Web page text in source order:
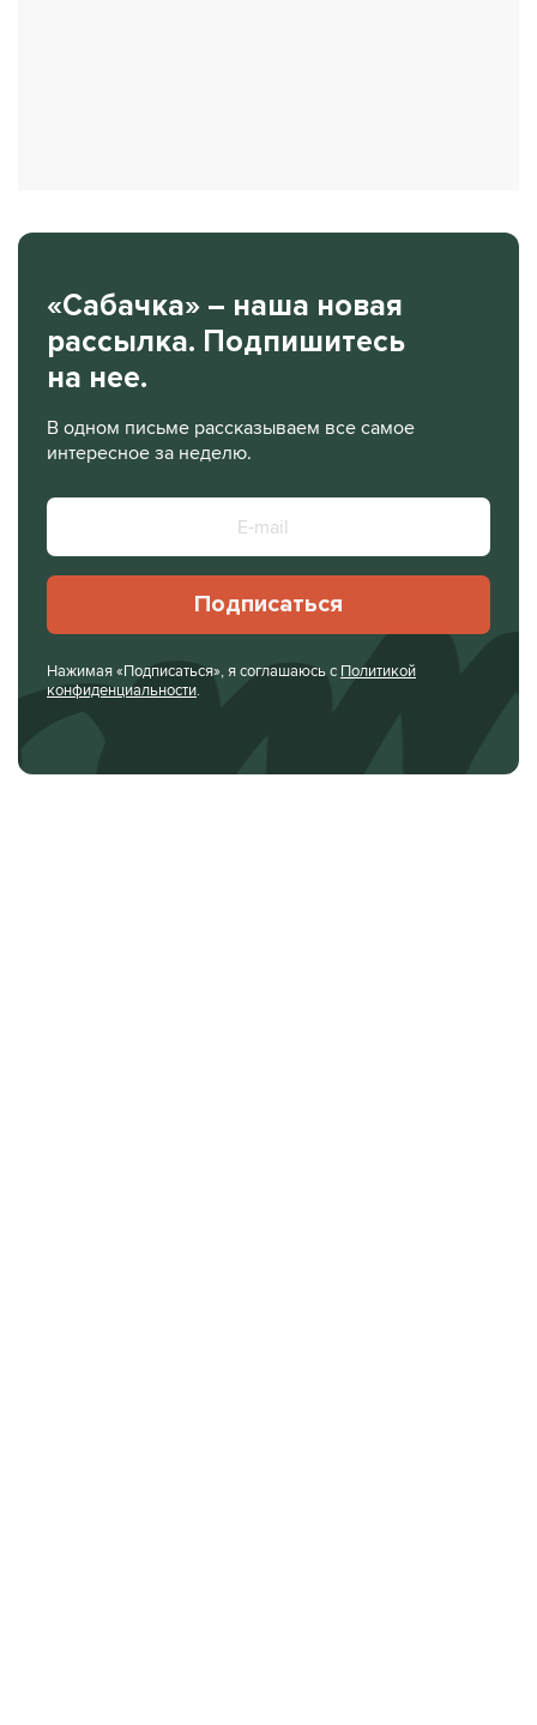
«Сабачка» – наша новая
рассылка. Подпишитесь
на нее.
В одном письме рассказываем все самое
интересное за неделю.
Подписаться
Нажимая «Подписаться», я соглашаюсь с Политикой
конфиденциальности.